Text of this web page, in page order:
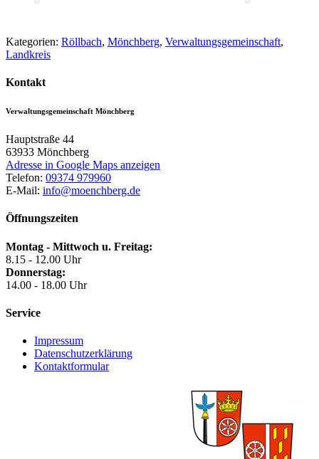
Kategorien: Röllbach, Mönchberg, Verwaltungsgemeinschaft,
Landkreis
Kontakt
Verwaltungsgemeinschaft Mönchberg
Hauptstraße 44
63933 Mönchberg
Adresse in Google Maps anzeigen
Telefon: 09374 979960
E-Mail: info@moenchberg.de
Öffnungszeiten
Montag - Mittwoch u. Freitag:
8.15 - 12.00 Uhr
Donnerstag:
14.00 - 18.00 Uhr
Service
Impressum
Datenschutzerklärung
Kontaktformular